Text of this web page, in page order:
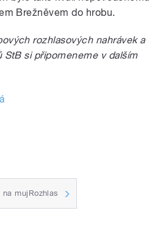
Brežněvem do hrobu.
rozhlasových nahrávek a
StB si připomeneme v dalším
mujRozhlas